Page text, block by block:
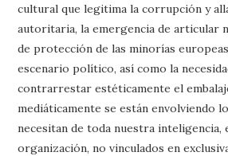
cultural que legitima la corrupción y
autoritaria, la emergencia de articular
de protección de las minorías
escenario político, así como la
contrarrestar estéticamente el
mediáticamente se están envolviendo
necesitan de toda nuestra inteligencia,
organización, no vinculados en